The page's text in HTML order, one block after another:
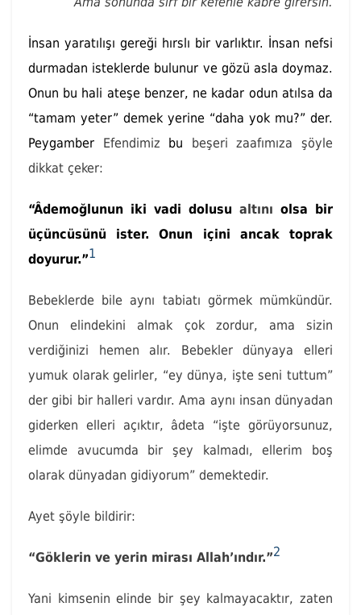
İnsan yaratılışı gereği hırslı bir varlıktır. İnsan nefsi
durmadan isteklerde bulunur ve gözü asla doymaz.
Onun bu hali ateşe benzer, ne kadar odun atılsa da
“tamam yeter” demek yerine “daha yok mu?” der.
Peygamber Efendimiz bu beşeri zaafı­mıza şöyle
dikkat çeker:
“Âdemoğlunun iki vadi dolusu altını olsa bir
üçüncüsünü ister. Onun içini ancak toprak
doyurur.”1
Bebeklerde bile aynı tabiatı görmek mümkündür.
Onun elindekini almak çok zordur, ama sizin
verdiğinizi hemen alır. Bebekler dünyaya elleri
yumuk olarak gelirler, “ey dünya, işte seni tuttum”
der gibi bir halleri vardır. Ama aynı insan dünyadan
giderken elleri açıktır, âdeta “işte görüyorsunuz,
elimde avucumda bir şey kalmadı, ellerim boş
olarak dünyadan gidiyorum” demektedir.
Ayet şöyle bildirir:
“Göklerin ve yerin mirası Allah’ındır.”2
Yani kimsenin elinde bir şey kalmayacaktır, zaten